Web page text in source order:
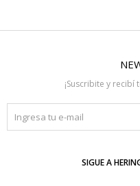
¡Suscribite y
SIGUE A